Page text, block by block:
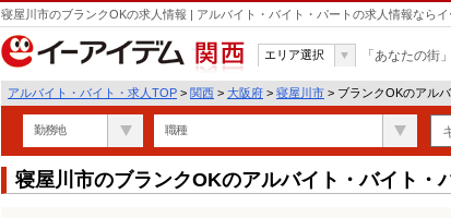
寝屋川市のブランクOKの求人情報 | アルバイト・バイト・パートの求人情報ならイ
関西
エリア選択 「あなたの街
アルバイト・バイト・求人TOP > 関西 > 大阪府 > 寝屋川市 > ブランクOKのアル
勤務地 職種
寝屋川市のブランクOKのアルバイト・バイト・